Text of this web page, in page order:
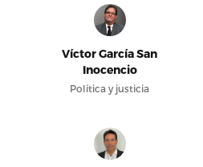
Víctor García San
Inocencio
Política y justicia